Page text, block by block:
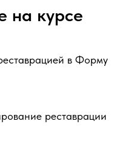
на курсе
в Форму
реставрации